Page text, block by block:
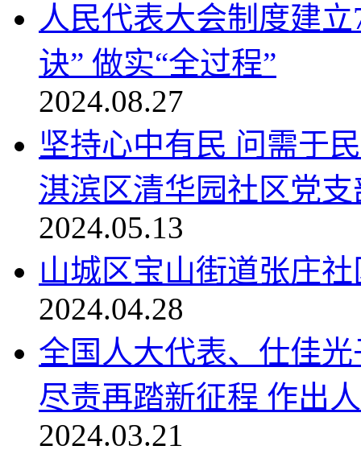
人民代表大会制度建
诀” 做实“全过程”
2024.08.27
坚持心中有民 问需于
淇滨区清华园社区党支
2024.05.13
山城区宝山街道张庄
2024.04.28
全国人大代表、仕佳
尽责再踏新征程 作出
2024.03.21